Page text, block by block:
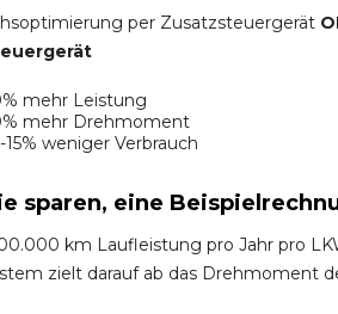
per Zusatzsteuergerät
mehr Leistung
mehr Drehmoment
15% weniger Verbrauch
sparen, eine
km Laufleistung pro Jahr pro
zielt darauf ab das Drehmoment